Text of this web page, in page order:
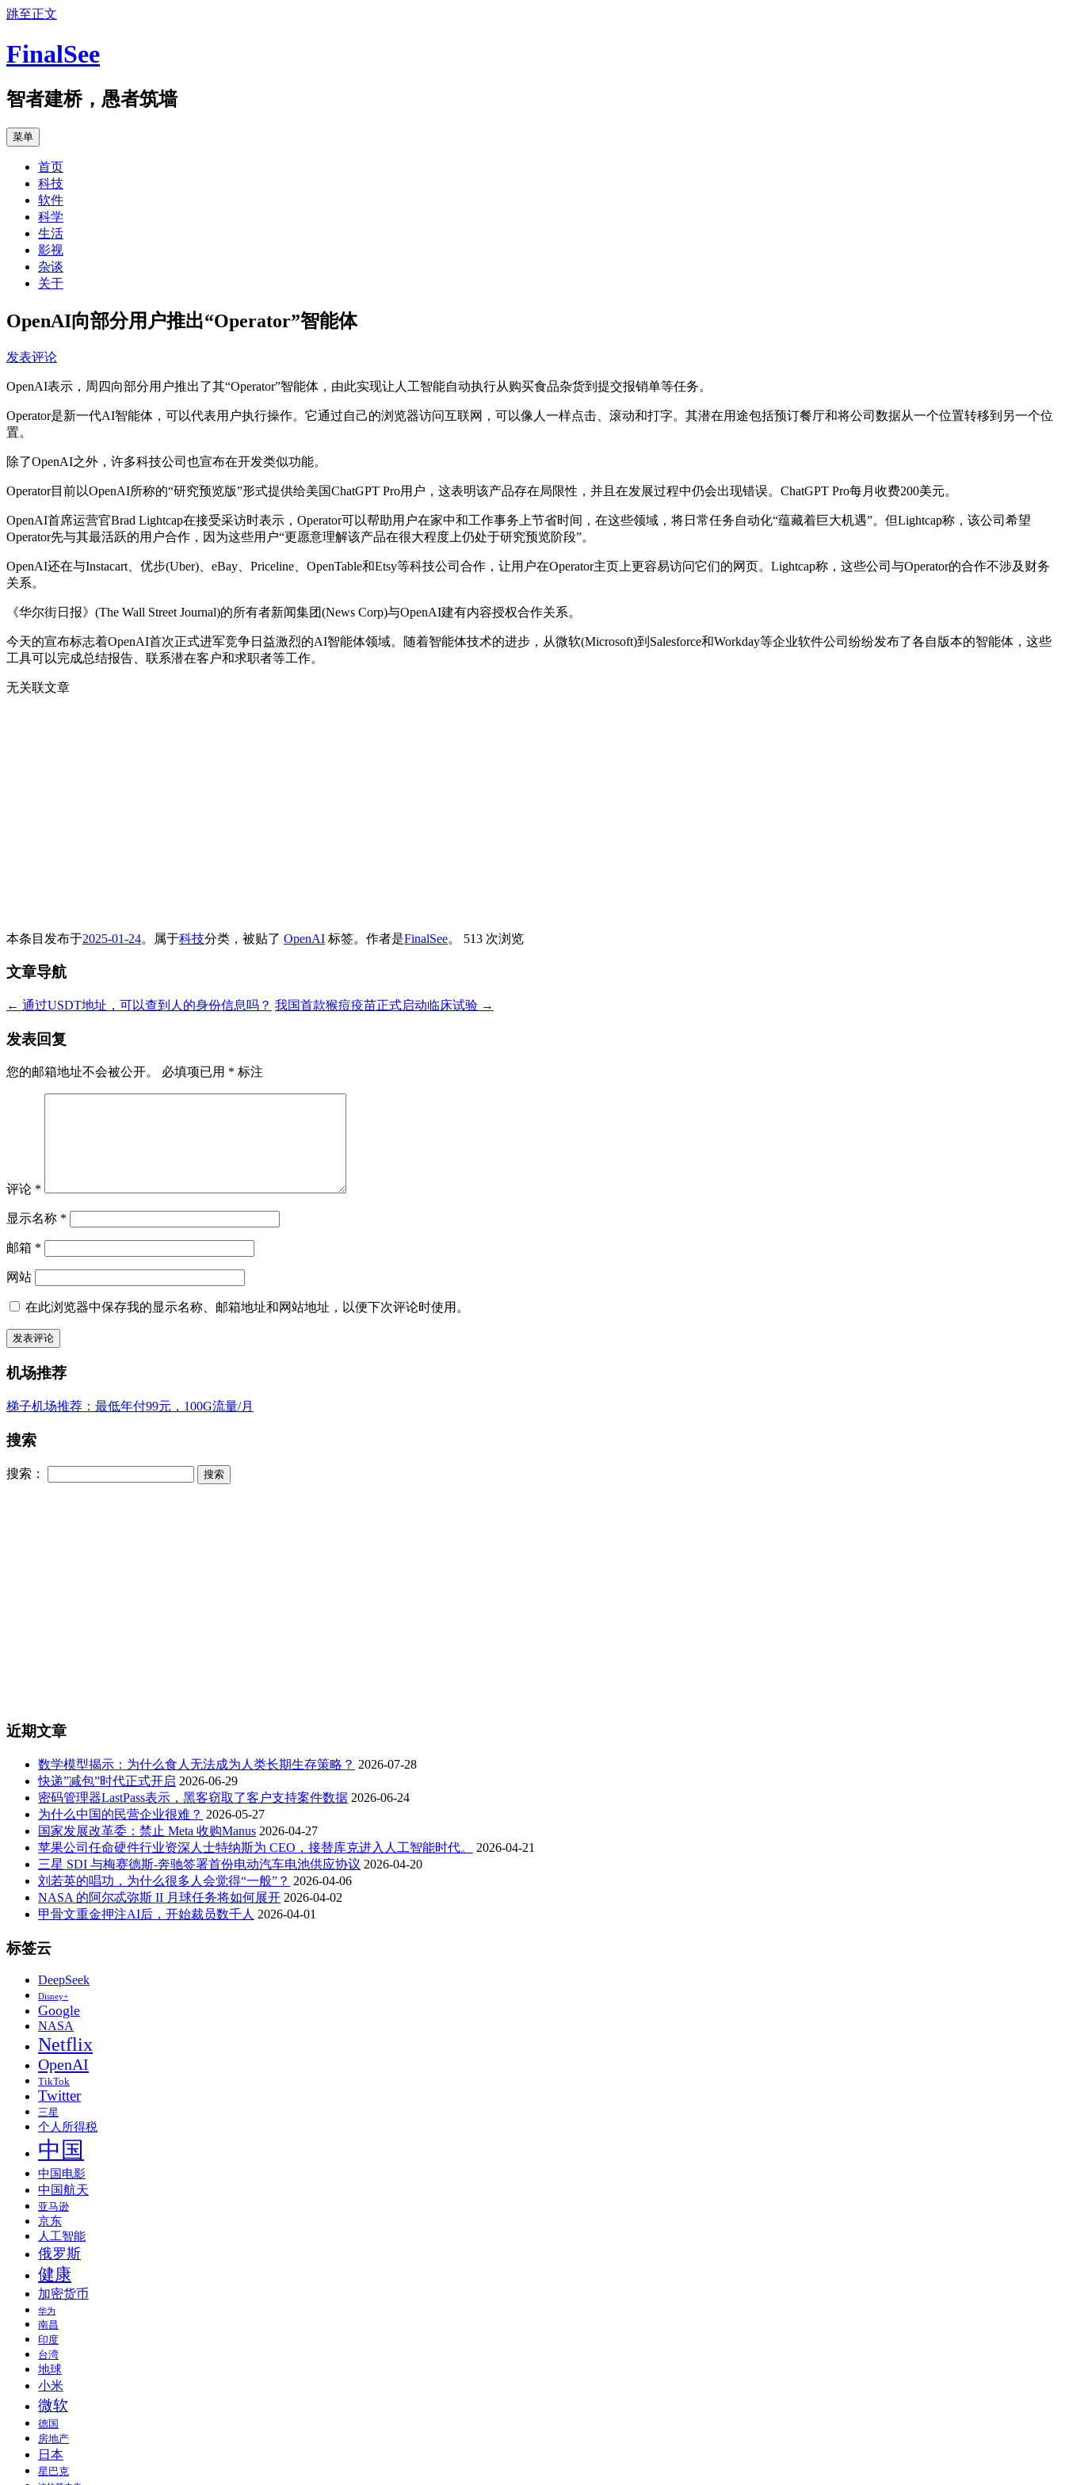
跳至正文
FinalSee
智者建桥，愚者筑墙
菜单
首页
科技
软件
科学
生活
影视
杂谈
关于
OpenAI向部分用户推出“Operator”智能体
发表评论
OpenAI表示，周四向部分用户推出了其“Operator”智能体，由此实现让人工智能自动执行从购买食品杂货到提交报销单等任务。
Operator是新一代AI智能体，可以代表用户执行操作。它通过自己的浏览器访问互联网，可以像人一样点击、滚动和打字。其潜在用途包括预订餐厅和将公司数据从一个位置转移到另一个位
置。
除了OpenAI之外，许多科技公司也宣布在开发类似功能。
Operator目前以OpenAI所称的“研究预览版”形式提供给美国ChatGPT Pro用户，这表明该产品存在局限性，并且在发展过程中仍会出现错误。ChatGPT Pro每月收费200美元。
OpenAI首席运营官Brad Lightcap在接受采访时表示，Operator可以帮助用户在家中和工作事务上节省时间，在这些领域，将日常任务自动化“蕴藏着巨大机遇”。但Lightcap称，该公司希望
Operator先与其最活跃的用户合作，因为这些用户“更愿意理解该产品在很大程度上仍处于研究预览阶段”。
OpenAI还在与Instacart、优步(Uber)、eBay、Priceline、OpenTable和Etsy等科技公司合作，让用户在Operator主页上更容易访问它们的网页。Lightcap称，这些公司与Operator的合作不涉及财务
关系。
《华尔街日报》(The Wall Street Journal)的所有者新闻集团(News Corp)与OpenAI建有内容授权合作关系。
今天的宣布标志着OpenAI首次正式进军竞争日益激烈的AI智能体领域。随着智能体技术的进步，从微软(Microsoft)到Salesforce和Workday等企业软件公司纷纷发布了各自版本的智能体，这些
工具可以完成总结报告、联系潜在客户和求职者等工作。
无关联文章
本条目发布于2025-01-24。属于科技分类，被贴了 OpenAI 标签。 作者是FinalSee。 513 次浏览
文章导航
← 通过USDT地址，可以查到人的身份信息吗？ 我国首款猴痘疫苗正式启动临床试验 →
发表回复
您的邮箱地址不会被公开。 必填项已用 * 标注
评论 *
显示名称 *
邮箱 *
网站
在此浏览器中保存我的显示名称、邮箱地址和网站地址，以便下次评论时使用。
机场推荐
梯子机场推荐：最低年付99元，100G流量/月
搜索
搜索：
近期文章
数学模型揭示：为什么食人无法成为人类长期生存策略？ 2026-07-28
快递”减包”时代正式开启 2026-06-29
密码管理器LastPass表示，黑客窃取了客户支持案件数据 2026-06-24
为什么中国的民营企业很难？ 2026-05-27
国家发展改革委：禁止 Meta 收购Manus 2026-04-27
苹果公司任命硬件行业资深人士特纳斯为 CEO，接替库克进入人工智能时代。
2026-04-21
三星 SDI 与梅赛德斯-奔驰签署首份电动汽车电池供应协议 2026-04-20
刘若英的唱功，为什么很多人会觉得“一般”？ 2026-04-06
NASA 的阿尔忒弥斯 II 月球任务将如何展开 2026-04-02
甲骨文重金押注AI后，开始裁员数千人 2026-04-01
标签云
DeepSeek
Disney+
Google
NASA
Netflix
OpenAI
TikTok
Twitter
三星
个人所得税
中国
中国电影
中国航天
亚马逊
京东
人工智能
俄罗斯
健康
加密货币
华为
南昌
印度
台湾
地球
小米
微软
德国
房地产
日本
星巴克